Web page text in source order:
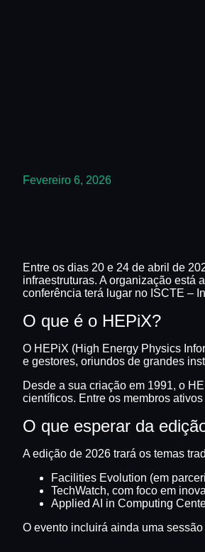
Fevereiro 6, 2026
Entre os dias 20 e 24 de abril de
infraestruturas. A organização está
conferência terá lugar no ISCTE –
O que é o HEPiX?
O HEPiX (High Energy Physics
e gestores, oriundos de grandes
Desde a sua criação em 1991, o
científicos. Entre os membros
O que esperar da
A edição de 2026 trará os temas
Facilities Evolution (em
TechWatch, com foco em
Applied AI in Computing
O evento incluirá ainda uma